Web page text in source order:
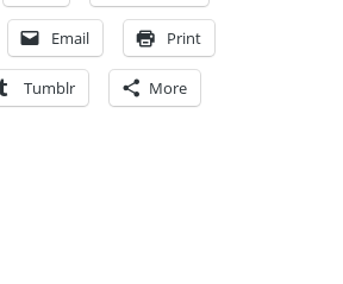
revela
épicos
duelos
y
Email Print
Tumblr More